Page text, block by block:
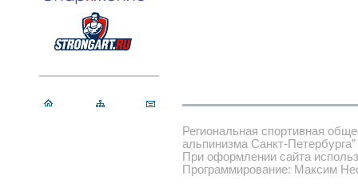
Региональная спортивная
альпинизма Санкт-Петербурга”
При оформлении сайта
Программирование: Максим